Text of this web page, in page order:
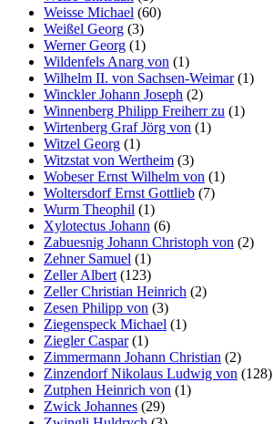
Weisse Michael (60)
Weißel Georg (3)
Werner Georg (1)
Wildenfels Anarg von (1)
Wilhelm II. von Sachsen-Weimar(1)
Winckler Johann Joseph (2)
Winnenberg Philipp Freiherr zu (1)
Wirtenberg Graf Jörg von (1)
Witzel Georg (1)
Witzstat von Wertheim (3)
Wobeser Ernst Wilhelm von (1)
Woltersdorf Ernst Gottlieb (7)
Wurm Theophil (1)
Xylotectus Johann (6)
Zabuesnig Johann Christoph von (2)
Zehner Samuel (1)
Zeller Albert (123)
Zeller Christian Heinrich (2)
Zesen Philipp von (3)
Ziegenspeck Michael (1)
Ziegler Caspar(1)
Zimmermann Johann Christian (2)
Zinzendorf Nikolaus Ludwig von (128)
Zutphen Heinrich von (1)
Zwick Johannes (29)